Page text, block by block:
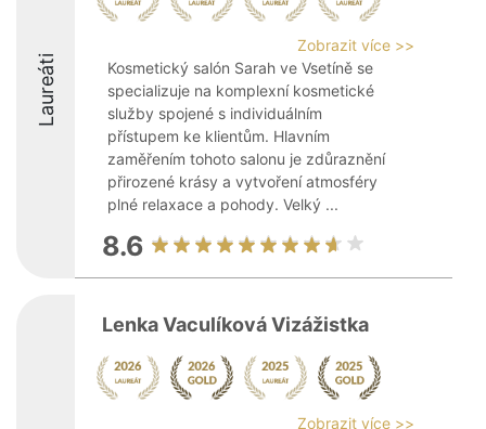
Laureáti
Zobrazit více >>
Kosmetický salón Sarah ve Vsetíně se
specializuje na komplexní kosmetické
služby spojené s individuálním
přístupem ke klientům. Hlavním
zaměřením tohoto salonu je zdůraznění
přirozené krásy a vytvoření atmosféry
plné relaxace a pohody. Velký ...
8.6
Lenka Vaculíková Vizážistka
Zobrazit více >>